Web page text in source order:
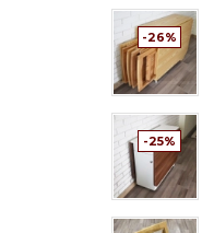
-26%
-25%